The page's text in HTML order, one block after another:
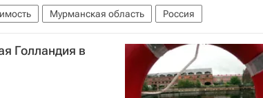
Мурманская область Россия
Голландия в